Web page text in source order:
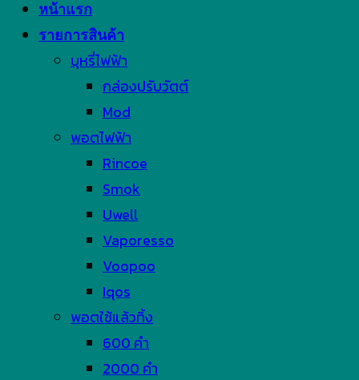
หน้าแรก
รายการสินค้า
บุหรี่ไฟฟ้า
กล่องปรับวัตต์
Mod
พอตไฟฟ้า
Rincoe
Smok
Uwell
Vaporesso
Voopoo
Iqos
พอตใช้แล้วทิ้ง
600 คำ
2000 คำ